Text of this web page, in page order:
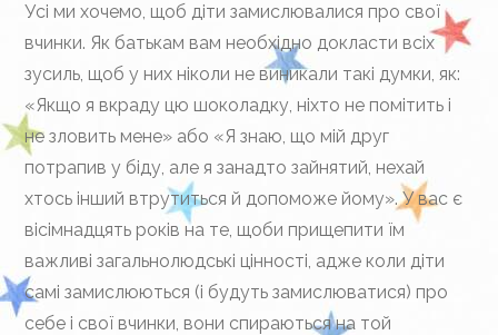
Усі ми хочемо, щоб діти замислювалися про свої
вчинки. Як батькам вам необхідно докласти всіх
зусиль, щоб у них ніколи не виникали такі думки, як:
«Якщо я вкраду цю шоколадку, ніхто не помітить і
не зловить мене» або «Я знаю, що мій друг
потрапив у біду, але я занадто зайнятий, нехай
хтось інший втрутиться й допоможе йому». У вас є
вісімнадцять років на те, щоби прищепити їм
важливі загальнолюдські цінності, адже коли діти
самі замислюються (і будуть замислюватися) про
себе і свої вчинки, вони спираються на той